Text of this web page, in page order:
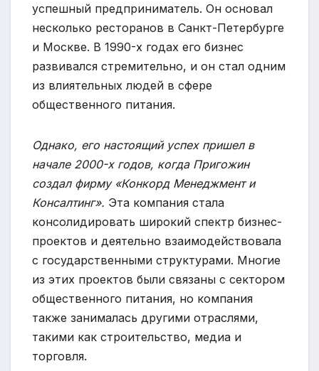
успешный предприниматель. Он основал
несколько ресторанов в Санкт-Петербурге
и Москве. В 1990-х годах его бизнес
развивался стремительно, и он стал одним
из влиятельных людей в сфере
общественного питания.
Однако, его настоящий успех пришел в
начале 2000-х годов, когда Пригожин
создал фирму «Конкорд Менеджмент и
Консалтинг». Эта компания стала
консолидировать широкий спектр бизнес-
проектов и деятельно взаимодействовала
с государственными структурами. Многие
из этих проектов были связаны с сектором
общественного питания, но компания
также занималась другими отраслями,
такими как строительство, медиа и
торговля.